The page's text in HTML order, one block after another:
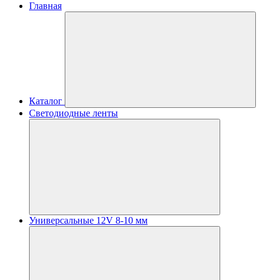
Главная
Каталог
Светодиодные ленты
Универсальные 12V 8-10 мм